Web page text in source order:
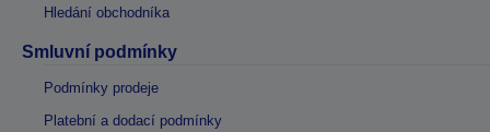
Hledání obchodníka
Smluvní podmínky
Podmínky prodeje
Platební a dodací podmínky